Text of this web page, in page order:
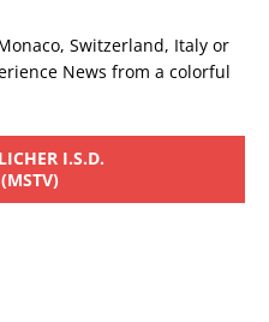
Switzerland, Italy or
News from a colorful
I.S.D.